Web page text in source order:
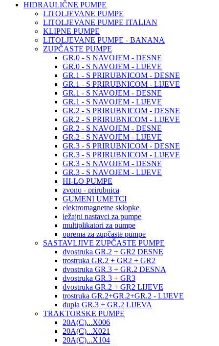
HIDRAULIČNE PUMPE
LITOLJEVANE PUMPE
LITOLJEVANE PUMPE ITALIAN
KLIPNE PUMPE
LITOLJEVANE PUMPE - BANANA
ZUPČASTE PUMPE
GR.0 - S NAVOJEM - DESNE
GR.0 - S NAVOJEM - LIJEVE
GR.1 - S PRIRUBNICOM - DESNE
GR.1 - S PRIRUBNICOM - LIJEVE
GR.1 - S NAVOJEM - DESNE
GR.1 - S NAVOJEM - LIJEVE
GR.2 - S PRIRUBNICOM - DESNE
GR.2 - S PRIRUBNICOM - LIJEVE
GR.2 - S NAVOJEM - DESNE
GR.2 - S NAVOJEM - LIJEVE
GR.3 - S PRIRUBNICOM - DESNE
GR.3 - S PRIRUBNICOM - LIJEVE
GR.3 - S NAVOJEM - DESNE
GR.3 - S NAVOJEM - LIJEVE
HI-LO PUMPE
zvono - prirubnica
GUMENI UMETCI
elektromagnetne sklopke
ležajni nastavci za pumpe
multiplikatori za pumpe
oprema za zupčaste pumpe
SASTAVLJIVE ZUPČASTE PUMPE
dvostruka GR.2 + GR2 DESNE
trostruka GR.2 + GR2 + GR2
dvostruka GR.3 + GR.2 DESNA
dvostruka GR.3 + GR3
dvostruka GR.2 + GR2 LIJEVE
trostruka GR.2+GR.2+GR.2 - LIJEVE
dupla GR.3 + GR.2 LIJEVA
TRAKTORSKE PUMPE
20A(C)...X006
20A(C)...X021
20A(C)...X104